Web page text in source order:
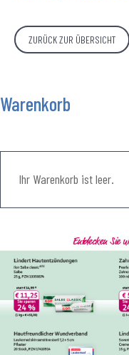
ZURÜCK ZUR ÜBERSICHT
Warenkorb
Ihr Warenkorb ist leer.